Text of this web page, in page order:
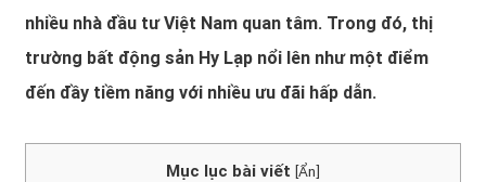
nhiều nhà đầu tư Việt Nam quan tâm. Trong đó, thị
trường bất động sản Hy Lạp nổi lên như một điểm
đến đầy tiềm năng với nhiều ưu đãi hấp dẫn.
Mục lục bài viết [Ẩn]